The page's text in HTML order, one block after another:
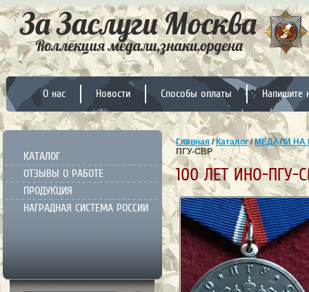
О нас Новости Способы оплаты Напишите
КАТАЛОГ
ОТЗЫВЫ О РАБОТЕ
ПРОДУКЦИЯ
НАГРАДНАЯ СИСТЕМА РОССИИ
Главная/Каталог/МЕДАЛИ НА
ПГУ-СВР
100 ЛЕТ ИНО-ПГУ-